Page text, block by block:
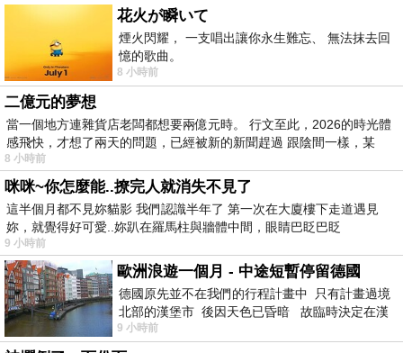
花火が瞬いて
煙火閃耀， 一支唱出讓你永生難忘、 無法抹去回
憶的歌曲。
8 小時前
二億元的夢想
當一個地方連雜貨店老闆都想要兩億元時。 行文至此，2026的時光體
感飛快，才想了兩天的問題，已經被新的新聞趕過 跟陰間一樣，某
8 小時前
咪咪~你怎麼能..撩完人就消失不見了
這半個月都不見妳貓影 我們認識半年了 第一次在大廈樓下走道遇見
妳，就覺得好可愛..妳趴在羅馬柱與牆體中間，眼睛巴眨巴眨
9 小時前
歐洲浪遊一個月 - 中途短暫停留德國
德國原先並不在我們的行程計畫中 只有計畫過境
北部的漢堡市 後因天色已昏暗 故臨時決定在漢
堡市吃晚餐和過夜
9 小時前